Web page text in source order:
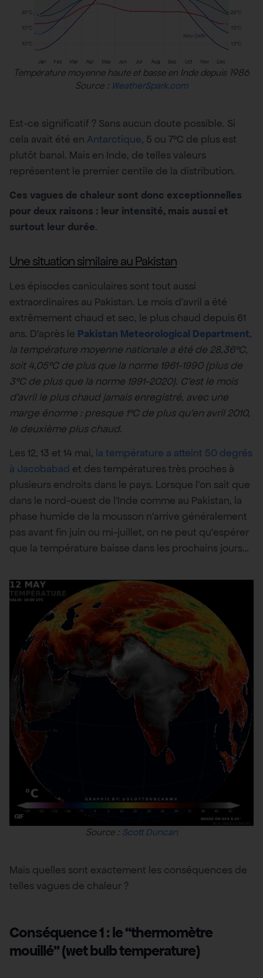
Température moyenne haute et basse en Inde depuis 1986
Source : WeatherSpark.com
Est-ce significatif ? Sans aucun doute possible. Si
cela avait été en Antarctique, 5 ou 7°C de plus est
plutôt banal. Mais en Inde, de telles valeurs
représentent le premier centile de la distribution.
Ces vagues de chaleur sont donc exceptionnelles
pour deux raisons : leur intensité, mais aussi et
surtout leur durée.
Une situation similaire au Pakistan
Les épisodes caniculaires sont tout aussi
extraordinaires au Pakistan. Le mois d’avril a été
extrêmement chaud et sec, le plus chaud depuis 61
ans. D’après le Pakistan Meteorological Department,
la température moyenne nationale a été de 28,36°C,
soit 4,05°C de plus que la norme 1961-1990 (plus de
3°C de plus que la norme 1991-2020). C’est le mois
d’avril le plus chaud jamais enregistré, avec une
marge énorme : presque 1°C de plus qu’en avril 2010,
le deuxième plus chaud.
Les 12, 13 et 14 mai, la température a atteint 50 degrés
à Jacobabad et des températures très proches à
plusieurs endroits dans le pays. Lorsque l’on sait que
dans le nord-ouest de l’Inde comme au Pakistan, la
phase humide de la mousson n’arrive généralement
pas avant fin juin ou mi-juillet, on ne peut qu’espérer
que la température baisse dans les prochains jours…
Source : Scott Duncan
Mais quelles sont exactement les conséquences de
telles vagues de chaleur ?
Conséquence 1 : le “thermomètre
mouillé” (wet bulb temperature)